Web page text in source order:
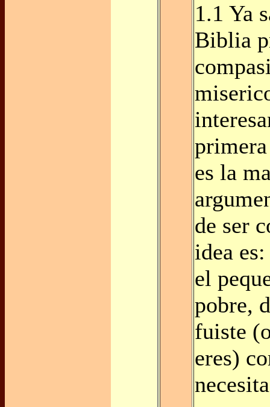
1.1 Ya
Biblia
es la
de ser
idea
el
pobre,
fuiste
eres)